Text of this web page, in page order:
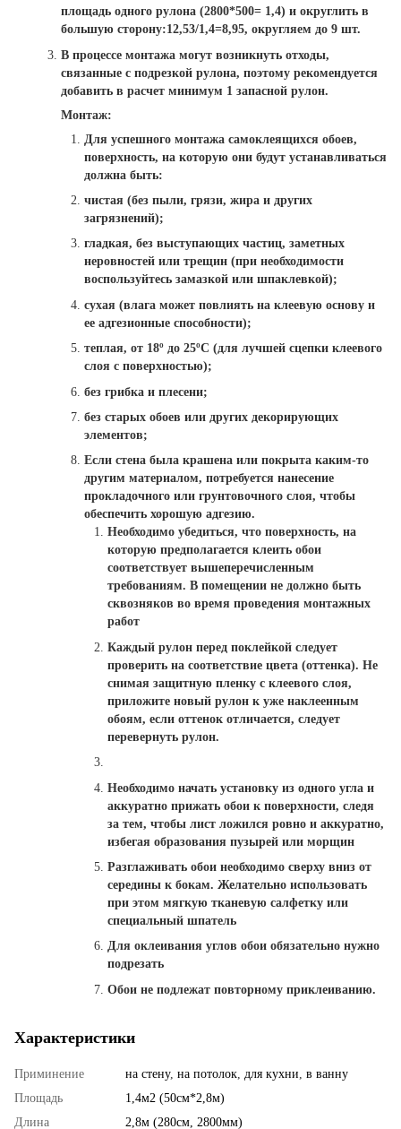
площадь одного рулона (2800*500= 1,4) и округлить в
большую сторону:12,53/1,4=8,95, округляем до 9 шт.
В процессе монтажа могут возникнуть отходы,
связанные с подрезкой рулона, поэтому рекомендуется
добавить в расчет минимум 1 запасной рулон.
Монтаж:
Для успешного монтажа самоклеящихся обоев,
поверхность, на которую они будут устанавливаться
должна быть:
чистая (без пыли, грязи, жира и других
загрязнений);
гладкая, без выступающих частиц, заметных
неровностей или трещин (при необходимости
воспользуйтесь замазкой или шпаклевкой);
сухая (влага может повлиять на клеевую основу и
ее адгезионные способности);
теплая, от 18º до 25ºС (для лучшей сцепки клеевого
слоя с поверхностью);
без грибка и плесени;
без старых обоев или других декорирующих
элементов;
Если стена была крашена или покрыта каким-то
другим материалом, потребуется нанесение
прокладочного или грунтовочного слоя, чтобы
обеспечить хорошую адгезию.
Необходимо убедиться, что поверхность, на
которую предполагается клеить обои
соответствует вышеперечисленным
требованиям. В помещении не должно быть
сквозняков во время проведения монтажных
работ
Каждый рулон перед поклейкой следует
проверить на соответствие цвета (оттенка). Не
снимая защитную пленку с клеевого слоя,
приложите новый рулон к уже наклеенным
обоям, если оттенок отличается, следует
перевернуть рулон.
Необходимо начать установку из одного угла и
аккуратно прижать обои к поверхности, следя
за тем, чтобы лист ложился ровно и аккуратно,
избегая образования пузырей или морщин
Разглаживать обои необходимо сверху вниз от
середины к бокам. Желательно использовать
при этом мягкую тканевую салфетку или
специальный шпатель
Для оклеивания углов обои обязательно нужно
подрезать
Обои не подлежат повторному приклеиванию.
Характеристики
Приминение на стену, на потолок для кухни в ванну
Площадь
1,4м2 (50см*2,8м)
Длина
2,8м (280см, 2800мм)